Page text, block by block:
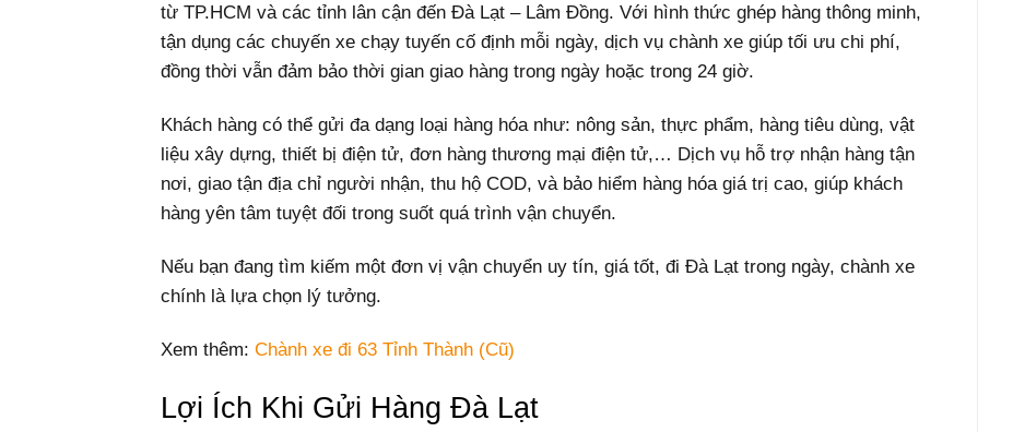
từ TP.HCM và các tỉnh lân cận đến Đà Lạt – Lâm Đồng. Với hình thức ghép hàng thông minh,
tận dụng các chuyến xe chạy tuyến cố định mỗi ngày, dịch vụ chành xe giúp tối ưu chi phí,
đồng thời vẫn đảm bảo thời gian giao hàng trong ngày hoặc trong 24 giờ.
Khách hàng có thể gửi đa dạng loại hàng hóa như: nông sản, thực phẩm, hàng tiêu dùng, vật
liệu xây dựng, thiết bị điện tử, đơn hàng thương mại điện tử,… Dịch vụ hỗ trợ nhận hàng tận
nơi, giao tận địa chỉ người nhận, thu hộ COD, và bảo hiểm hàng hóa giá trị cao, giúp khách
hàng yên tâm tuyệt đối trong suốt quá trình vận chuyển.
Nếu bạn đang tìm kiếm một đơn vị vận chuyển uy tín, giá tốt, đi Đà Lạt trong ngày, chành xe
chính là lựa chọn lý tưởng.
Xem thêm: Chành xe đi 63 Tỉnh Thành (Cũ)
Lợi Ích Khi Gửi Hàng Đà Lạt